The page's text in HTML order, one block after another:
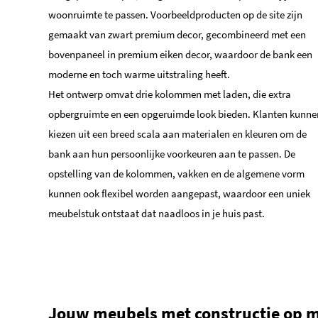
woonruimte te passen. Voorbeeldproducten op de site zijn
gemaakt van zwart premium decor, gecombineerd met een
bovenpaneel in premium eiken decor, waardoor de bank een
moderne en toch warme uitstraling heeft.
Het ontwerp omvat drie kolommen met laden, die extra
opbergruimte en een opgeruimde look bieden. Klanten
kiezen uit een breed scala aan materialen en kleuren om de
bank aan hun persoonlijke voorkeuren aan te passen. De
opstelling van de kolommen, vakken en de algemene vorm
kunnen ook flexibel worden aangepast, waardoor een uniek
meubelstuk ontstaat dat naadloos in je huis past.